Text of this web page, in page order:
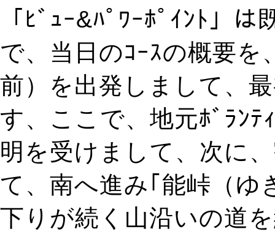
「ﾋﾞｭｰ&ﾊﾟﾜｰﾎﾟｲﾝﾄ」
で、当日のｺｰｽの概要を
前）を出発しまして、
す、ここで、地元ﾎﾞﾗﾝﾃ
明を受けまして、次に
て、南へ進み｢能峠（ゆ
下りが続く山沿いの道